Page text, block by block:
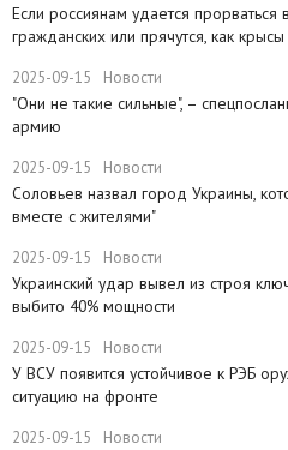
Если россиянам удается прорваться
гражданских или прячутся, как
2025-09-15 Новости
"Они не такие сильные", –
армию
2025-09-15 Новости
Соловьев назвал город Украины,
вместе с жителями"
2025-09-15 Новости
​Украинский удар вывел из строя
выбито 40% мощности
2025-09-15 Новости
У ВСУ появится устойчивое к РЭБ
ситуацию на фронте
2025-09-15 Новости